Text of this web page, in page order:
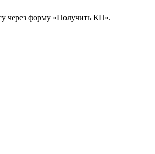
через форму «Получить КП».